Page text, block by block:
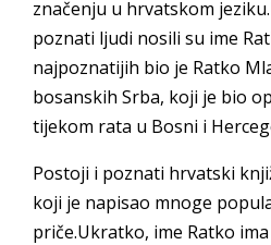
značenju u hrvatskom
poznati ljudi nosili su ime
najpoznatijih bio je Ratko
bosanskih Srba, koji je bio
tijekom rata u Bosni i
Postoji i poznati hrvatski
koji je napisao mnoge
priče.Ukratko, ime Ratko